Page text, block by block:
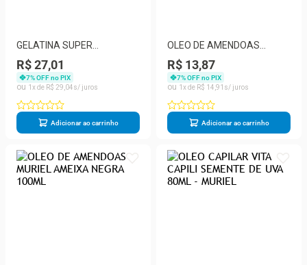
GELATINA SUPER
DEFINICAO CACHOS
BUBBLE GUM COND 500G
R$ 27,01
7% OFF no PIX
1
R$ 29 04
Adicionar ao carrinho
OLEO DE AMENDOAS
MURIEL CORPORAL 100ML
ERVA DOCE
R$ 13,87
7% OFF no PIX
1
R$ 14 91
Adicionar ao carrinho